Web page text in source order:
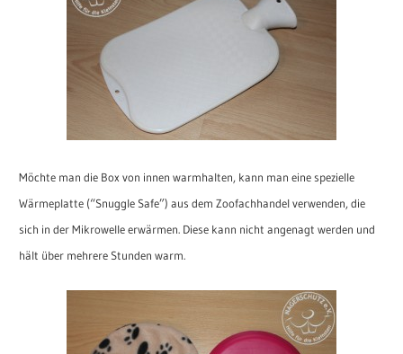
Möchte man die Box von innen warmhalten, kann man eine spezielle
Wärmeplatte (“Snuggle Safe”) aus dem Zoofachhandel verwenden, die
sich in der Mikrowelle erwärmen. Diese kann nicht angenagt werden und
hält über mehrere Stunden warm.